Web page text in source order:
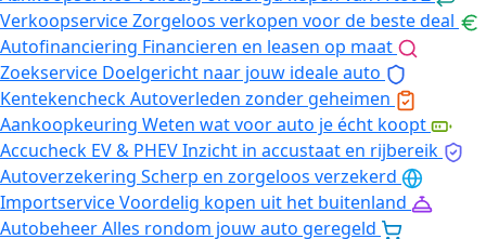
VerkoopserviceZorgeloos verkopen voor de beste deal
Autofinanciering Financieren en leasen op maat
Zoekservice Doelgericht naar jouw ideale auto
KentekencheckAutoverleden zonder geheimen
Aankoopkeuring Weten wat voor auto je écht koopt
Accucheck EV & PHEVInzicht in accustaat en rijbereik
Autoverzekering Scherp en zorgeloos verzekerd
ImportserviceVoordelig kopen uit het buitenland
AutobeheerAlles rondom jouw auto geregeld